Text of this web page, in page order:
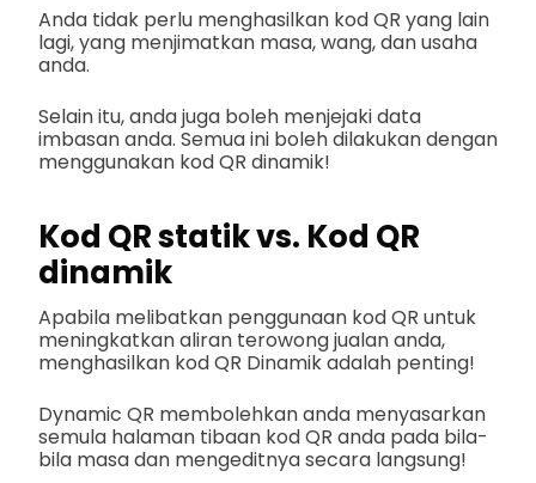
Anda tidak perlu menghasilkan kod QR yang lain
lagi, yang menjimatkan masa, wang, dan usaha
anda.
Selain itu, anda juga boleh menjejaki data
imbasan anda. Semua ini boleh dilakukan dengan
menggunakan kod QR dinamik!
Kod QR statik vs. Kod QR
dinamik
Apabila melibatkan penggunaan kod QR untuk
meningkatkan aliran terowong jualan anda,
menghasilkan kod QR Dinamik adalah penting!
Dynamic QR membolehkan anda menyasarkan
semula halaman tibaan kod QR anda pada bila-
bila masa dan mengeditnya secara langsung!